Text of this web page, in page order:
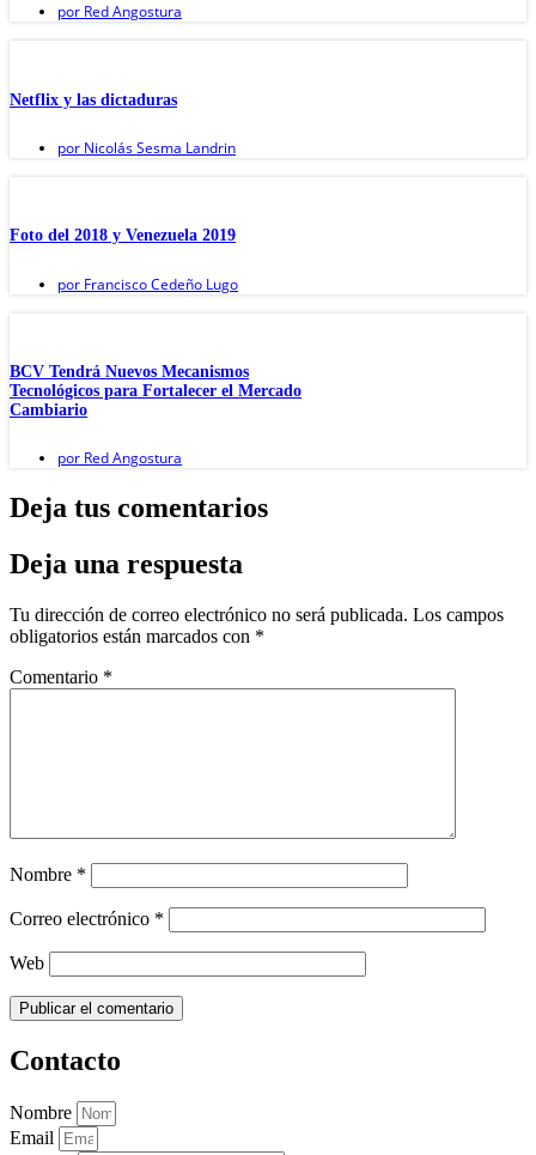
por Red Angostura
Netflix y las dictaduras
por Nicolás Sesma Landrin
Foto del 2018 y Venezuela 2019
por Francisco Cedeño Lugo
BCV Tendrá Nuevos Mecanismos
Tecnológicos para Fortalecer el Mercado
Cambiario
por Red Angostura
Deja tus comentarios
Deja una respuesta
Tu dirección de correo electrónico no será publicada. Los campos
obligatorios están marcados con *
Comentario *
Nombre *
Correo electrónico *
Web
Contacto
Nombre
Email